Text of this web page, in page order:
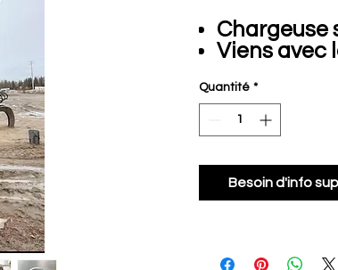
Chargeuse
Viens avec
Henry au
Quantité *
Besoin d'info